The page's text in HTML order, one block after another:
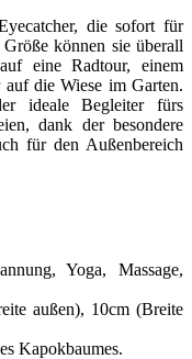
die sofort für
können sie überall
eine Radtour, einem
die Wiese im Garten.
ideale Begleiter fürs
dank der besondere
für den Außenbereich
Yoga, Massage,
außen), 10cm (Breite
Kapokbaumes.